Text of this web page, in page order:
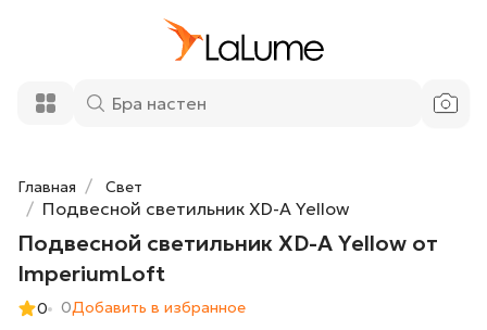
Главная Свет
Подвесной светильник XD-A Yellow
Подвесной светильник XD-A Yellow от
ImperiumLoft
0 0Добавить в избранное
ImperiumLoft